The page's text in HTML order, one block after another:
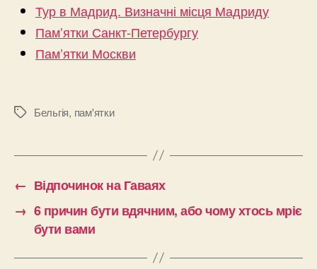
Тур в Мадрид. Визначні місця Мадриду
Пам’ятки Санкт-Петербургу
Пам’ятки Москви
Позначки
Бельгія, пам'ятки
← Відпочинок на Гаваях
→ 6 причин бути вдячним, або чому хтось мріє
бути вами